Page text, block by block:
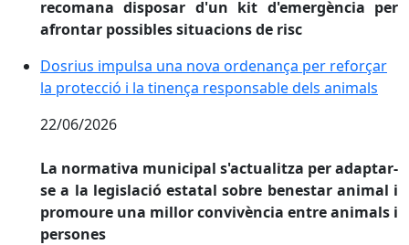
recomana disposar d'un kit d'emergència per
afrontar possibles situacions de risc
Dosrius impulsa una nova ordenança per reforçar
Dosrius impulsa una nova ordenança per reforçar
la protecció i la tinença responsable dels animals
22/06/2026
La normativa municipal s'actualitza per adaptar-
se a la legislació estatal sobre benestar animal i
promoure una millor convivència entre animals i
persones